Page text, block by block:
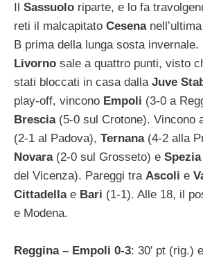
Il Sassuolo riparte, e lo fa
reti il malcapitato Cesena
B prima della lunga sosta invernale.
Livorno sale a quattro punti, visto
stati bloccati in casa dalla Juve
play-off, vincono Empoli (3-0 a
Brescia(5-0 sul Crotone). Vincono
(2-1 al Padova), Ternana(4-2 alla
Novara(2-0 sul Grosseto) e Spezia
del Vicenza). Pareggi tra Ascoli e
Cittadellae Bari (1-1). Alle 18, il
e Modena.
Reggina – Empoli 0-3: 30′ pt (rig.)